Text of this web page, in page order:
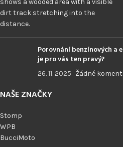
Porovnání benzínových
je pro vás ten pravý?
26. 11. 2025 Žádné
NAŠE ZNAČKY
Stomp
WPB
BucciMoto